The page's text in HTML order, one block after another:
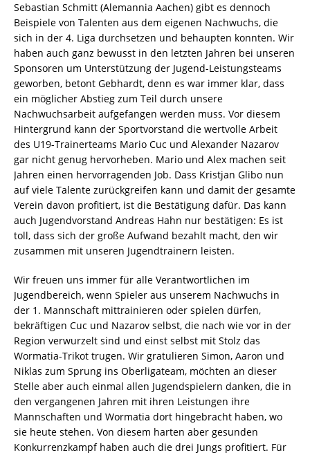
Sebastian Schmitt (Alemannia Aachen) gibt es dennoch
Beispiele von Talenten aus dem eigenen Nachwuchs, die
sich in der 4. Liga durchsetzen und behaupten konnten. Wir
haben auch ganz bewusst in den letzten Jahren bei unseren
Sponsoren um Unterstützung der Jugend-Leistungsteams
geworben, betont Gebhardt, denn es war immer klar, dass
ein möglicher Abstieg zum Teil durch unsere
Nachwuchsarbeit aufgefangen werden muss. Vor diesem
Hintergrund kann der Sportvorstand die wertvolle Arbeit
des U19-Trainerteams Mario Cuc und Alexander Nazarov
gar nicht genug hervorheben. Mario und Alex machen seit
Jahren einen hervorragenden Job. Dass Kristjan Glibo nun
auf viele Talente zurückgreifen kann und damit der gesamte
Verein davon profitiert, ist die Bestätigung dafür. Das kann
auch Jugendvorstand Andreas Hahn nur bestätigen: Es ist
toll, dass sich der große Aufwand bezahlt macht, den wir
zusammen mit unseren Jugendtrainern leisten.
Wir freuen uns immer für alle Verantwortlichen im
Jugendbereich, wenn Spieler aus unserem Nachwuchs in
der 1. Mannschaft mittrainieren oder spielen dürfen,
bekräftigen Cuc und Nazarov selbst, die nach wie vor in der
Region verwurzelt sind und einst selbst mit Stolz das
Wormatia-Trikot trugen. Wir gratulieren Simon, Aaron und
Niklas zum Sprung ins Oberligateam, möchten an dieser
Stelle aber auch einmal allen Jugendspielern danken, die in
den vergangenen Jahren mit ihren Leistungen ihre
Mannschaften und Wormatia dort hingebracht haben, wo
sie heute stehen. Von diesem harten aber gesunden
Konkurrenzkampf haben auch die drei Jungs profitiert. Für